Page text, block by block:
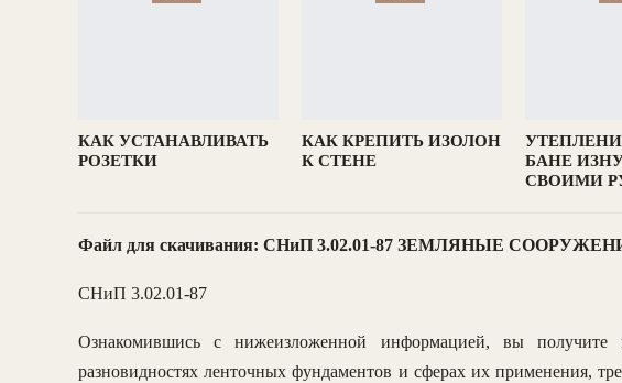
КАК УСТАНАВЛИВАТЬ
РОЗЕТКИ
КАК КРЕПИТЬ ИЗОЛОН
К СТЕНЕ
БАНЕ
СВОИМИ
Файл для скачивания: СНиП 3.02.01-87 ЗЕМЛЯНЫЕ
СНиП 3.02.01-87
Ознакомившись с нижеизложенной информацией, вы получите
разновидностях ленточных фундаментов и сферах их применения,